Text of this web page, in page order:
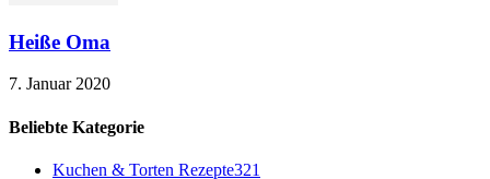
Heiße Oma
7. Januar 2020
Beliebte Kategorie
Kuchen & Torten Rezepte321